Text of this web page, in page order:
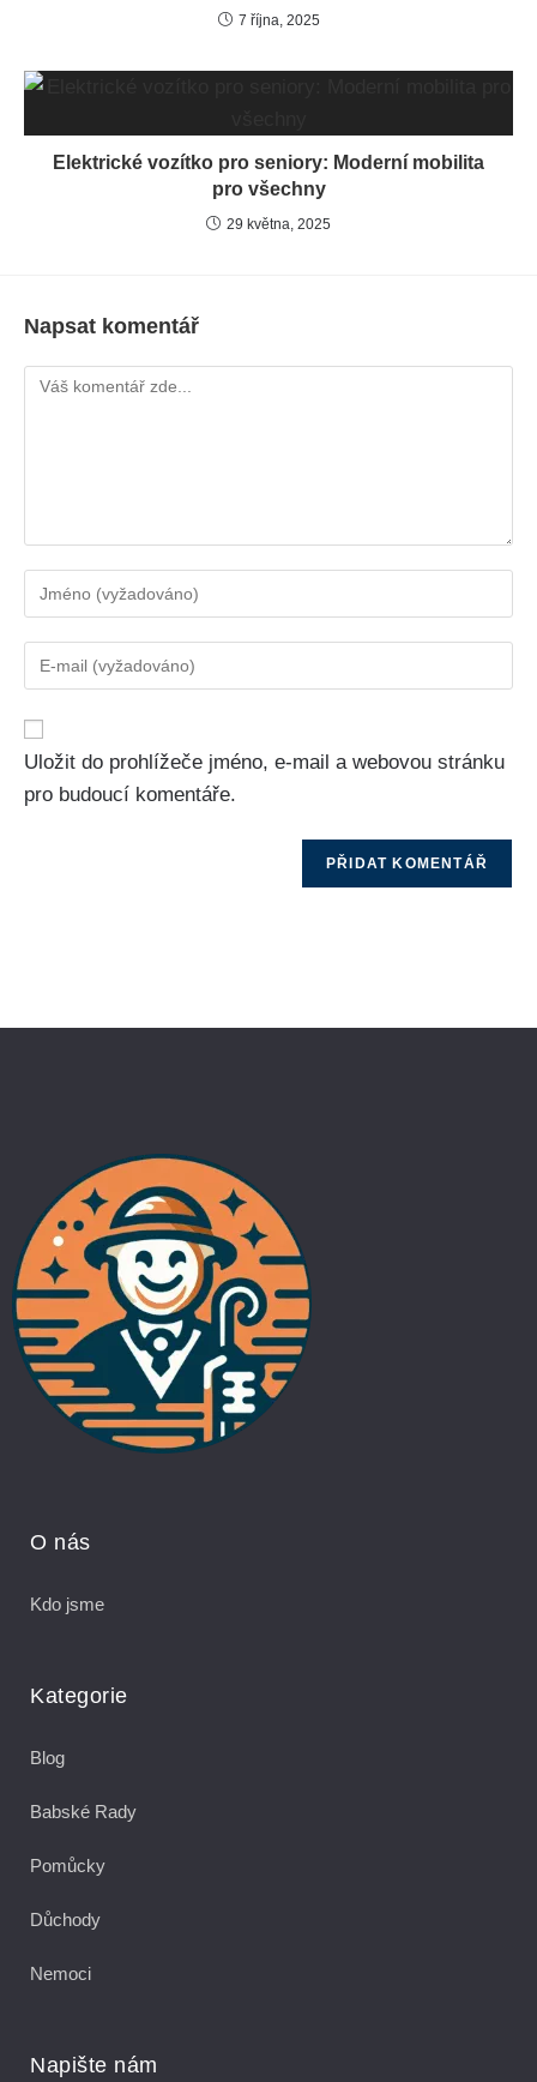
7 října, 2025
Elektrické vozítko pro seniory: Moderní mobilita
pro všechny
29 května, 2025
Napsat komentář
Uložit do prohlížeče jméno, e-mail a webovou stránku
pro budoucí komentáře.
O nás
Kdo jsme
Kategorie
Blog
Babské Rady
Pomůcky
Důchody
Nemoci
Napište nám